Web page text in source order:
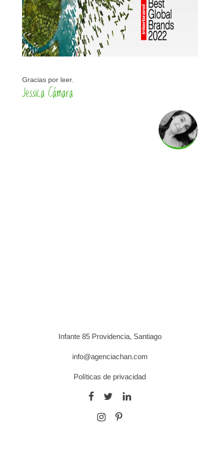
Gracias por leer.
Jessica Cámara
Infante 85 Providencia, Santiago
info@agenciachan.com
Políticas de privacidad